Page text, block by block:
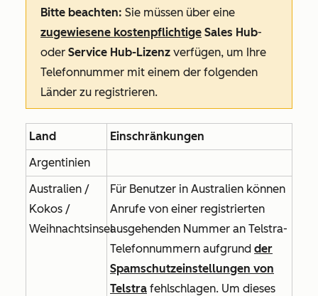
Bitte beachten: Sie müssen über eine
zugewiesene kostenpflichtige Sales Hub-
oder Service Hub-Lizenz verfügen, um Ihre
Telefonnummer mit einem der folgenden
Länder zu registrieren.
Land
Einschränkungen
Argentinien
Australien /
Kokos /
Weihnachtsinsel
Für Benutzer in Australien können
Anrufe von einer registrierten
ausgehenden Nummer an Telstra-
Telefonnummern aufgrund der
Spamschutzeinstellungen von
Telstra fehlschlagen. Um dieses